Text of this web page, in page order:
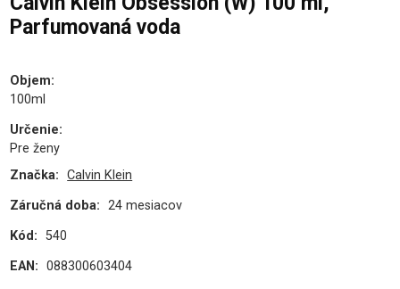
Parfumovaná voda
Objem:
100ml
Určenie:
Pre ženy
Značka: Calvin Klein
Záručná doba: 24 mesiacov
Kód: 540
EAN: 088300603404